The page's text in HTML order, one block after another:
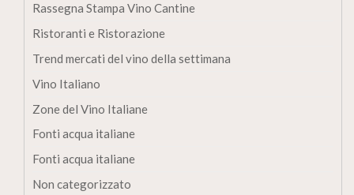
Rassegna Stampa Vino Cantine
Ristoranti e Ristorazione
Trend mercati del vino della settimana
Vino Italiano
Zone del Vino Italiane
Fonti acqua italiane
Fonti acqua italiane
Non categorizzato